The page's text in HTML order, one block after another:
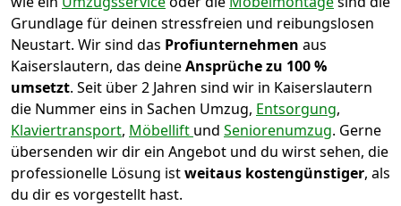
Grundlage für deinen stressfreien und reibungslosen
Neustart. Wir sind das Profiunternehmen aus
Kaiserslautern, das deineAnsprüche zu 100 %
umsetzt. Seit über 2 Jahren sind wir in Kaiserslautern
die Nummer eins in Sachen Umzug, Entsorgung,
Klaviertransport, Möbellift und Seniorenumzug. Gerne
übersenden wir dir ein Angebot und du wirst sehen, die
professionelle Lösung istweitaus kostengünstiger, als
du dir es vorgestellt hast.